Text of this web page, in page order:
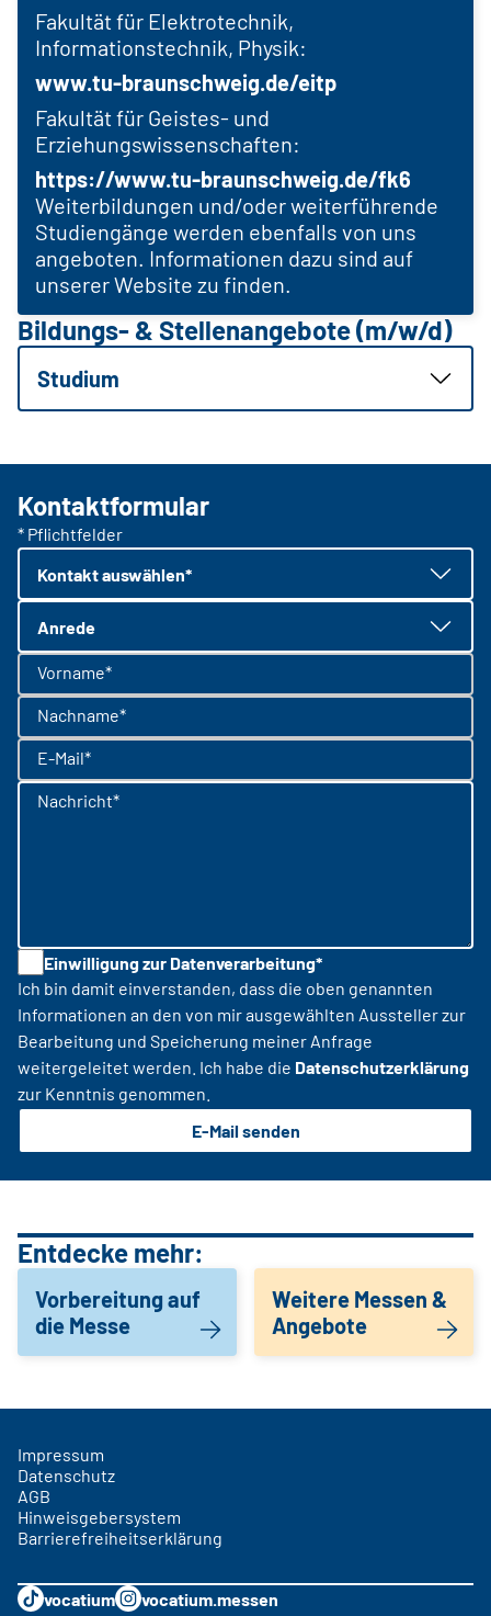
Fakultät für Elektrotechnik,
Informationstechnik, Physik:
www.tu-braunschweig.de/eitp
Fakultät für Geistes- und
Erziehungswissenschaften:
https://www.tu-braunschweig.de/fk6
Weiterbildungen und/oder weiterführende
Studiengänge werden ebenfalls von uns
angeboten. Informationen dazu sind auf
unserer Website zu finden.
Bildungs- & Stellenangebote (m/w/d)
Studium
Kontaktformular
* Pflichtfelder
Kontakt auswählen*
Anrede
Vorname*
Nachname*
E-Mail*
Nachricht*
Einwilligung zur Datenverarbeitung*
Ich bin damit einverstanden, dass die oben genannten
Informationen an den von mir ausgewählten Aussteller zur
Bearbeitung und Speicherung meiner Anfrage
weitergeleitet werden. Ich habe die Datenschutzerklärung
zur Kenntnis genommen.
E-Mail senden
Entdecke mehr:
Vorbereitung auf
die Messe
Weitere Messen &
Angebote
Impressum
Datenschutz
AGB
Hinweisgebersystem
Barrierefreiheitserklärung
vocatium
vocatium.messen